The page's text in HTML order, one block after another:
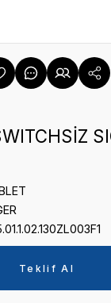
Teklif Al